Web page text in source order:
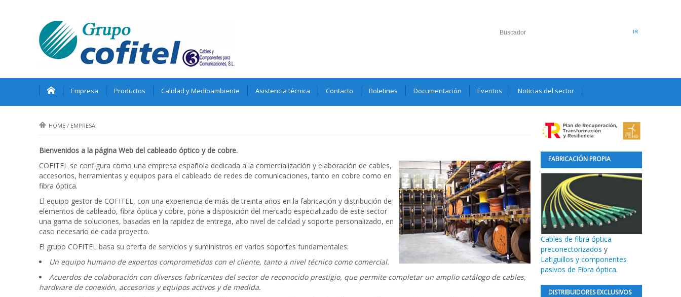
Empresa Productos Calidad y Medioambiente Asistencia técnica Contacto Boletines Documentación Eventos Noticias del sector
HOME / EMPRESA
Bienvenidos a la página Web del cableado óptico y de cobre.
COFITEL se configura como una empresa española dedicada a la comercialización y elaboración de cables,
accesorios, herramientas y equipos para el cableado de redes de comunicaciones, tanto en cobre como en
fibra óptica.
El equipo gestor de COFITEL, con una experiencia de más de treinta años en la fabricación y distribución de
elementos de cableado, fibra óptica y cobre, pone a disposición del mercado especializado de este sector
una gama de soluciones, basadas en la rapidez de entrega, alto nivel de calidad y soporte personalizado, en
caso necesario de cada proyecto.
El grupo COFITEL basa su oferta de servicios y suministros en varios soportes fundamentales:
Un equipo humano de expertos comprometidos con el cliente, tanto a nivel técnico como comercial.
Acuerdos de colaboración con diversos fabricantes del sector de reconocido prestigio, que permite completar un amplio catálogo de cables,
hardware de conexión, accesorios y equipos activos y de medida.
FABRICACIÓN PROPIA
Cables de fibra óptica
preconectorizados y
Latiguillos y componentes
pasivos de Fibra óptica.
DISTRIBUIDORES EXCLUSIVOS